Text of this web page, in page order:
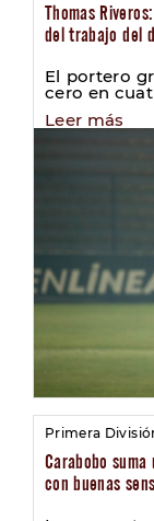
Thomas
del trabajo del
El portero
cero en
Leer más
Primera
Carabobo
con buenas